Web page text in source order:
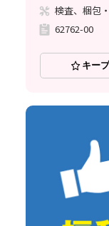
検査、梱包
62762-00
キー